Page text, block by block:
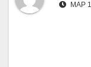
МАР